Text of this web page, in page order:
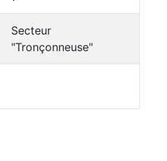
Secteur
"Tronçonneuse"